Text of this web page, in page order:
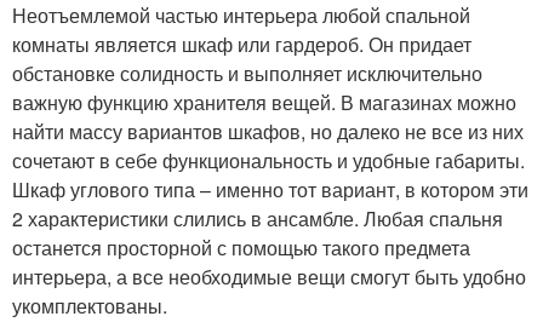
Неотъемлемой частью интерьера любой спальной
комнаты является шкаф или гардероб. Он придает
обстановке солидность и выполняет исключительно
важную функцию хранителя вещей. В магазинах можно
найти массу вариантов шкафов, но далеко не все из них
сочетают в себе функциональность и удобные габариты.
Шкаф углового типа – именно тот вариант, в котором эти
2 характеристики слились в ансамбле. Любая спальня
останется просторной с помощью такого предмета
интерьера, а все необходимые вещи смогут быть удобно
укомплектованы.